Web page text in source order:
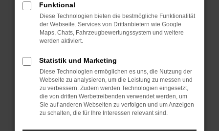
Fenster?
Starte dein Gerät neu.
Das kann manchmal helfen, vorübergehende
Probleme zu beheben.
Stelle sicher, dass dein Browser und dein
Betriebssystem auf dem neuesten Stand
sind.
Veraltete Software birgt nicht nur ein
Sicherheitsrisiko, sondern kann auch dazu
führen, dass bestimmte Funktionen nicht mehr
Funktional
Diese Technologien bieten die bestmögliche Funktionalität
der Webseite. Services von Drittanbietern wie Google
Maps, Chats, Fahrzeugbewertungssystem und weitere
werden aktiviert.
Statistik und Marketing
Diese Technologien ermöglichen es uns, die Nutzung der
Webseite zu analysieren, um die Leistung zu messen und
zu verbessern. Zudem werden Technologien eingesetzt,
die von dritten Werbetreibenden verwendet werden, um
Sie auf anderen Webseiten zu verfolgen und um Anzeigen
zu schalten, die für Ihre Interessen relevant sind.